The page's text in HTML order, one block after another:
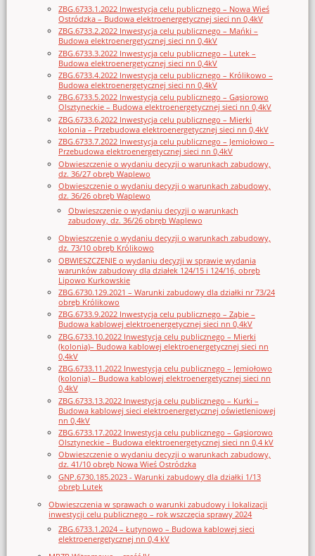
ZBG.6733.1.2022 Inwestycja celu publicznego – Nowa Wieś
Ostródzka – Budowa elektroenergetycznej sieci nn 0,4kV
ZBG.6733.2.2022 Inwestycja celu publicznego – Mańki –
Budowa elektroenergetycznej sieci nn 0,4kV
ZBG.6733.3.2022 Inwestycja celu publicznego – Lutek –
Budowa elektroenergetycznej sieci nn 0,4kV
ZBG.6733.4.2022 Inwestycja celu publicznego – Królikowo –
Budowa elektroenergetycznej sieci nn 0,4kV
ZBG.6733.5.2022 Inwestycja celu publicznego – Gąsiorowo
Olsztyneckie – Budowa elektroenergetycznej sieci nn 0,4kV
ZBG.6733.6.2022 Inwestycja celu publicznego – Mierki
kolonia – Przebudowa elektroenergetycznej sieci nn 0,4kV
ZBG.6733.7.2022 Inwestycja celu publicznego – Jemiołowo –
Przebudowa elektroenergetycznej sieci nn 0,4kV
Obwieszczenie o wydaniu decyzji o warunkach zabudowy,
dz. 36/27 obręb Waplewo
Obwieszczenie o wydaniu decyzji o warunkach zabudowy,
dz. 36/26 obręb Waplewo
Obwieszczenie o wydaniu decyzji o warunkach
zabudowy, dz. 36/26 obręb Waplewo
Obwieszczenie o wydaniu decyzji o warunkach zabudowy,
dz. 73/10 obręb Królikowo
OBWIESZCZENIE o wydaniu decyzji w sprawie wydania
warunków zabudowy dla działek 124/15 i 124/16, obręb
Lipowo Kurkowskie
ZBG.6730.129.2021 – Warunki zabudowy dla działki nr 73/24
obręb Królikowo
ZBG.6733.9.2022 Inwestycja celu publicznego – Ząbie –
Budowa kablowej elektroenergetycznej sieci nn 0,4kV
ZBG.6733.10.2022 Inwestycja celu publicznego – Mierki
(kolonia)– Budowa kablowej elektroenergetycznej sieci nn
0,4kV
ZBG.6733.11.2022 Inwestycja celu publicznego – Jemiołowo
(kolonia) – Budowa kablowej elektroenergetycznej sieci nn
0,4kV
ZBG.6733.13.2022 Inwestycja celu publicznego – Kurki –
Budowa kablowej sieci elektroenergetycznej oświetleniowej
nn 0,4kV
ZBG.6733.17.2022 Inwestycja celu publicznego – Gąsiorowo
Olsztyneckie – Budowa elektroenergetycznej sieci nn 0,4 kV
Obwieszczenie o wydaniu decyzji o warunkach zabudowy,
dz. 41/10 obręb Nowa Wieś Ostródzka
GNP.6730.185.2023 - Warunki zabudowy dla działki 1/13
obręb Lutek
Obwieszczenia w sprawach o warunki zabudowy i lokalizacji
inwestycji celu publicznego – rok wszczęcia sprawy 2024
ZBG.6733.1.2024 – Łutynowo – Budowa kablowej sieci
elektroenergetycznej nn 0,4 kV